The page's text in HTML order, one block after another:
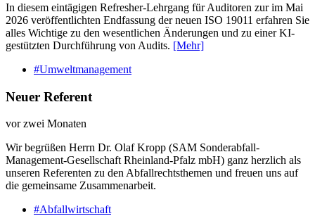
In diesem eintägigen Refresher-Lehrgang für Auditoren zur im Mai
2026 veröffentlichten Endfassung der neuen ISO 19011 erfahren Sie
alles Wichtige zu den wesentlichen Änderungen und zu einer KI-
gestützten Durchführung von Audits. [Mehr]
#Umweltmanagement
Neuer Referent
vor zwei Monaten
Wir begrüßen Herrn Dr. Olaf Kropp (SAM Sonderabfall-
Management-Gesellschaft Rheinland-Pfalz mbH) ganz herzlich als
unseren Referenten zu den Abfallrechtsthemen und freuen uns auf
die gemeinsame Zusammenarbeit.
#Abfallwirtschaft